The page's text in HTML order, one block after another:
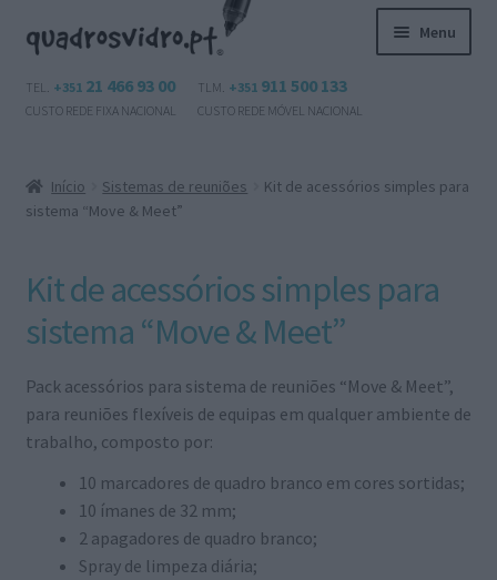
para
navegação
para
conteúdo
Menu
Produtos
Contactos
Português
TEL. +351 21 466 93 00
CUSTO REDE FIXA NACIONAL
TLM. +351 911 500 133
CUSTO REDE MÓVEL NACIONAL
Início Sistemas de reuniões
Kit de acessórios simples para
sistema “Move & Meet”
Kit de acessórios simples para
sistema “Move & Meet”
Pack acessórios para sistema de reuniões “Move & Meet”,
para reuniões flexíveis de equipas em qualquer ambiente de
trabalho, composto por:
10 marcadores de quadro branco em cores sortidas;
10 ímanes de 32 mm;
2 apagadores de quadro branco;
Spray de limpeza diária;